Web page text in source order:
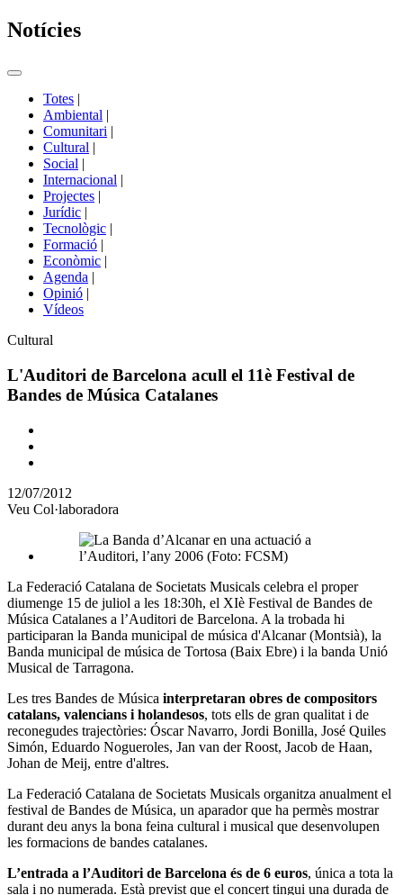
Notícies
Commutador
portals
Totes |
Ambiental |
Comunitari |
Cultural |
Social |
Internacional |
Projectes |
Jurídic |
Tecnològic |
Formació |
Econòmic |
Agenda |
Opinió |
Vídeos
Àmbit
la
notícia
Cultural
L'Auditori de Barcelona acull el 11è Festival de
Bandes de Música Catalanes
Comparteix
altres
xarxes
12/07/2012
Veu Col·laboradora
La Federació Catalana de Societats Musicals celebra el proper
diumenge 15 de juliol a les 18:30h, el XIè Festival de Bandes de
Música Catalanes a l’Auditori de Barcelona. A la trobada hi
participaran la Banda municipal de música d'Alcanar (Montsià), la
Banda municipal de música de Tortosa (Baix Ebre) i la banda Unió
Musical de Tarragona.
Les tres Bandes de Música interpretaran obres de compositors
catalans, valencians i holandesos, tots ells de gran qualitat i de
reconegudes trajectòries: Óscar Navarro, Jordi Bonilla, José Quiles
Simón, Eduardo Nogueroles, Jan van der Roost, Jacob de Haan,
Johan de Meij, entre d'altres.
La Federació Catalana de Societats Musicals organitza anualment el
festival de Bandes de Música, un aparador que ha permès mostrar
durant deu anys la bona feina cultural i musical que desenvolupen
les formacions de bandes catalanes.
L’entrada a l’Auditori de Barcelona és de 6 euros, única a tota la
sala i no numerada. Està previst que el concert tingui una durada de